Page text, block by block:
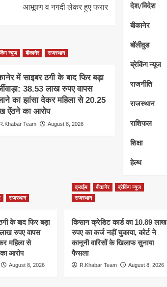
आभूषण व नगदी लेकर हुए फरार
न्यूज बीकानेर राजस्थान
में साइबर ठगी के बाद फिर बड़ा
38.53 लाख रुपए वापस
का झांसा देकर महिला से 20.25
ऐंठने का आरोप
R.Khabar Team August 8, 2026
देश/विदेश
बीकानेर
बॉलीवुड
ब्रेकिंग न्यूज
राजनीति
राजस्थान
राशिफल
शिक्षा
हेल्थ
राजस्थान
के बाद फिर बड़ा
रुपए वापस
महिला से
आरोप
August 8, 2026
क्राईम बीकानेर
ब्रेकिंग न्यूज
राजस्थान
किसान क्रेडिट कार्ड का 10.89 लाख
रुपए का कर्ज नहीं चुकाया, कोर्ट ने
कानूनी वारिसों के खिलाफ सुनाया
फैसला
R.Khabar Team August 8, 2026